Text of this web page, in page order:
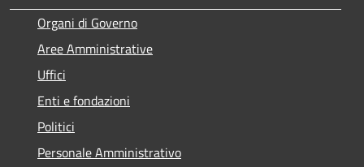
Organi di Governo
Aree Amministrative
Uffici
Enti e fondazioni
Politici
Personale Amministrativo